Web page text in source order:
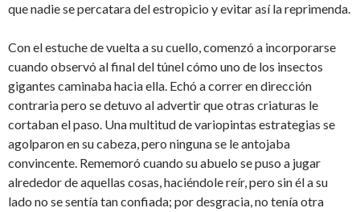
que nadie se percatara del estropicio y evitar así la reprimenda.
Con el estuche de vuelta a su cuello, comenzó a incorporarse
cuando observó al final del túnel cómo uno de los insectos
gigantes caminaba hacia ella. Echó a correr en dirección
contraria pero se detuvo al advertir que otras criaturas le
cortaban el paso. Una multitud de variopintas estrategias se
agolparon en su cabeza, pero ninguna se le antojaba
convincente. Rememoró cuando su abuelo se puso a jugar
alrededor de aquellas cosas, haciéndole reír, pero sin él a su
lado no se sentía tan confiada; por desgracia, no tenía otra